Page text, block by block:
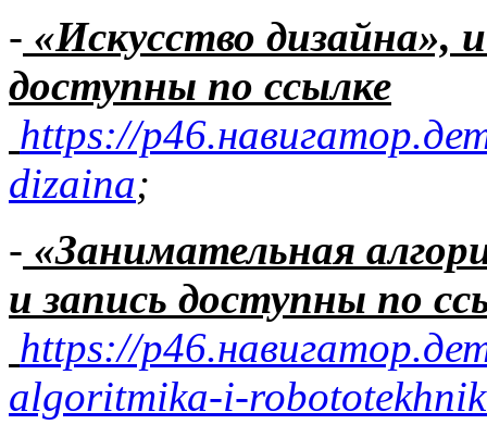
- «Искусство дизайна»,
доступны по ссылке
https://
dizaina;
- «Занимательная
и запись доступны по
https://
algoritmika-i-